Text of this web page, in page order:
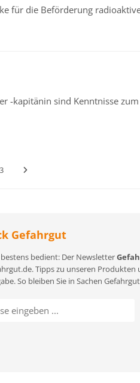
für die Beförderung
-kapitänin sind Kenntnisse
3
Gefahrgut
bedient: Der Newsletter
Tipps zu unseren
So bleiben Sie in Sachen